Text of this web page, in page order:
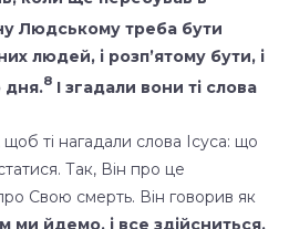
Людському треба бути
людей, і розп’ятому бути, і
дня.8 І згадали вони ті слова
щоб ті нагадали слова Ісуса: що
Так, Він про це
Свою смерть. Він говорив як
ми йдемо, і все здійсниться,